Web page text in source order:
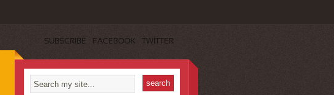
SUBSCRIBE FACEBOOK TWITTER